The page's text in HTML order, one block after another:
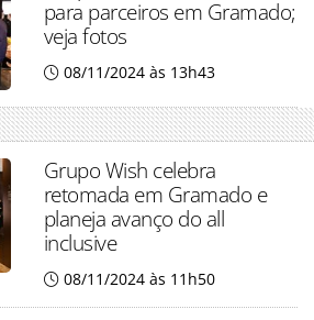
para parceiros em Gramado;
veja fotos
08/11/2024 às 13h43
Grupo Wish celebra
retomada em Gramado e
planeja avanço do all
inclusive
08/11/2024 às 11h50